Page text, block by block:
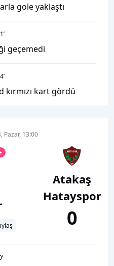
gole yaklaştı
’
geçemedi
’
kart gördü
Pazar, 13:00
Atakaş
Hatayspor
0
’